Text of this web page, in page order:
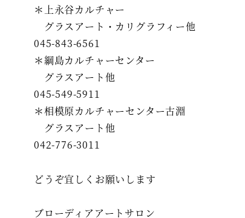
＊上永谷カルチャー
グラスアート・カリグラフィー他
045-843-6561
＊綱島カルチャーセンター
グラスアート他
045-549-5911
＊相模原カルチャーセンター古淵
グラスアート他
042-776-3011
どうぞ宜しくお願いします
ブローディアアートサロン